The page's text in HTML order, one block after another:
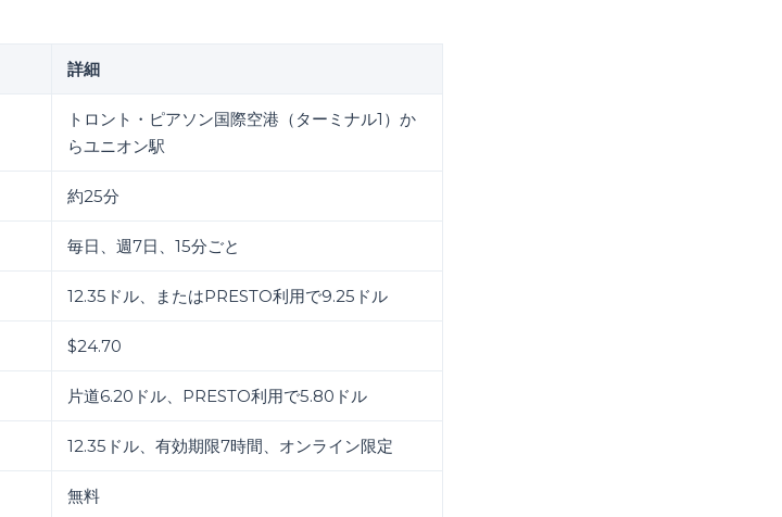
詳細
トロント・ピアソン国際空港（ターミナル1）か
らユニオン駅
約25分
毎日、週7日、15分ごと
12.35ドル、またはPRESTO利用で9.25ドル
$24.70
片道6.20ドル、PRESTO利用で5.80ドル
12.35ドル、有効期限7時間、オンライン限定
無料